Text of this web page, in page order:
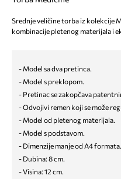
Srednje veličine torba iz kolekcije
kombinacije pletenog materijala i
- Model sa dva pretinca.
- Model s preklopom.
- Pretinac se zakopčava
- Odvojivi remen koji se može
- Model od pletenog materijala.
- Model s podstavom.
- Dimenzije manje od A4 formata.
- Dubina: 8 cm.
- Visina: 12 cm.